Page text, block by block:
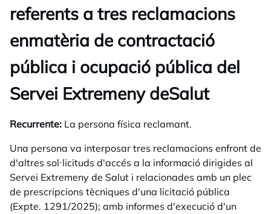
referents a tres reclamacions
enmatèria de contractació
pública i ocupació pública del
Servei Extremeny deSalut
Recurrente: La persona física reclamant.
Una persona va interposar tres reclamacions enfront de
d'altres sol·licituds d'accés a la informació dirigides al
Servei Extremeny de Salut i relacionades amb un plec
de prescripcions tècniques d'una licitació pública
(Expte. 1291/2025); amb informes d'execució d'un